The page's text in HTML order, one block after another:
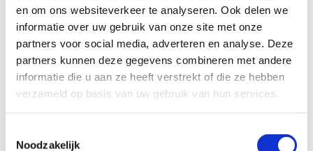
en om ons websiteverkeer te analyseren. Ook delen we
informatie over uw gebruik van onze site met onze
partners voor social media, adverteren en analyse. Deze
partners kunnen deze gegevens combineren met andere
informatie die u aan ze heeft verstrekt of die ze hebben
verzameld op basis van uw gebruik van hun services.
Noodzakelijk